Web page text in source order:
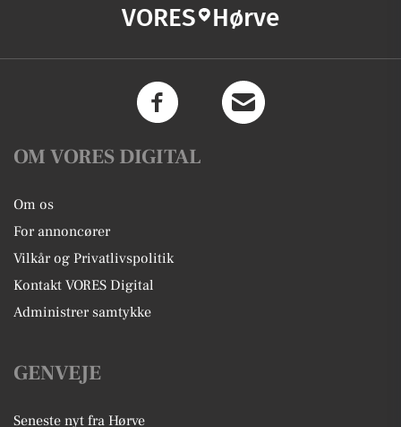
VORES Hørve
OM VORES DIGITAL
Om os
For annoncører
Vilkår og Privatlivspolitik
Kontakt VORES Digital
Administrer samtykke
GENVEJE
Seneste nyt fra Hørve